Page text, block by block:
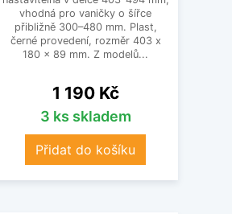
vhodná pro vaničky o šířce
přibližně 300–480 mm. Plast,
černé provedení, rozměr 403 x
180 x 89 mm. Z modelů...
Cena
1 190 Kč
3 ks skladem
Přidat do košíku